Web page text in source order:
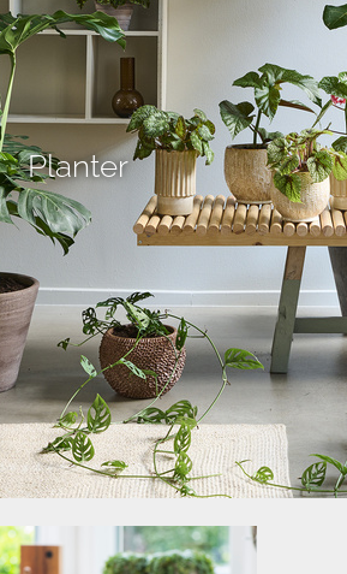
Planter